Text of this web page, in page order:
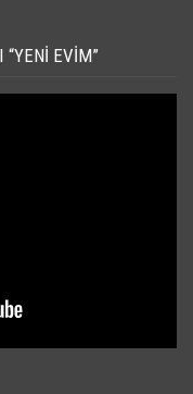
“YENI EVIM”